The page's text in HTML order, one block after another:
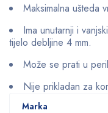
Maksimalna ušteda
Ima unutarnji i
tijelo debljine 4 mm.
Može se prati u
Nije prikladan za
Marka